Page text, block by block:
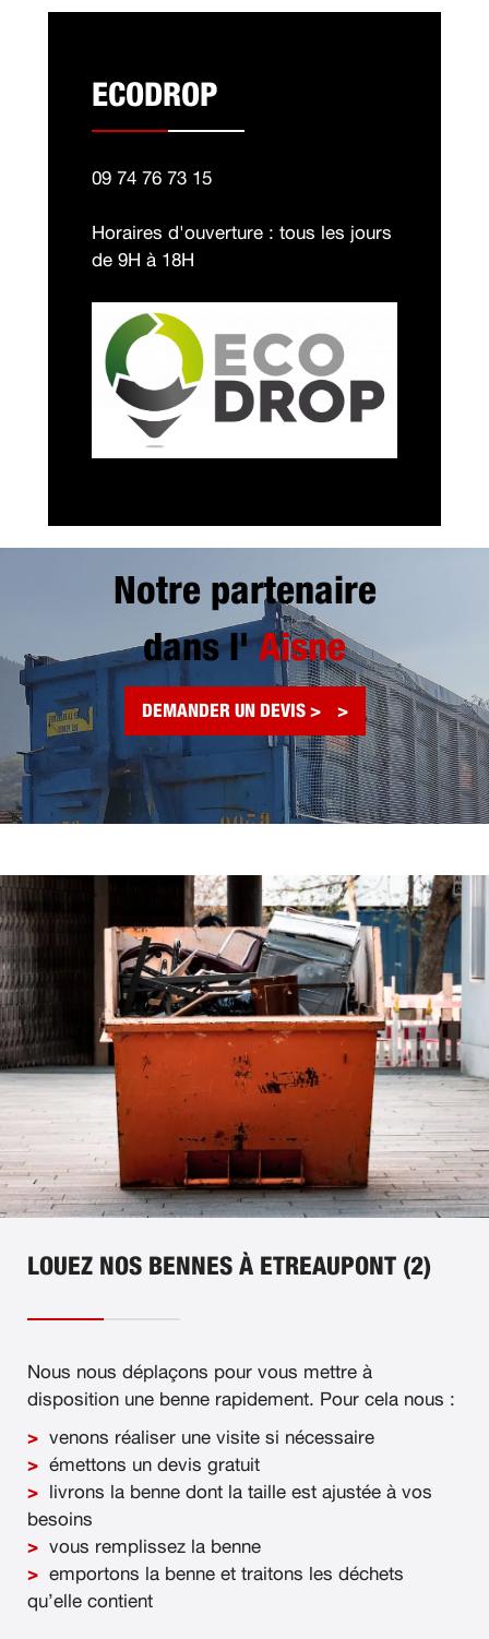
ECODROP
09 74 76 73 15
Horaires d'ouverture : tous les jours
de 9H à 18H
Notre partenaire
dans l'Aisne
DEMANDER UN DEVIS >
LOUEZ NOS BENNES À ETREAUPONT (2)
Nous nous déplaçons pour vous mettre à
disposition une benne rapidement. Pour cela nous :
venons réaliser une visite si nécessaire
émettons un devis gratuit
livrons la benne dont la taille est ajustée à vos
besoins
vous remplissez la benne
emportons la benne et traitons les déchets
qu’elle contient